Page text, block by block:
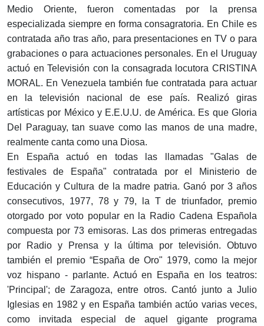
Medio Oriente, fueron comentadas por la prensa
especializada siempre en forma consagratoria. En Chile es
contratada año tras año, para presentaciones en TV o para
grabaciones o para actuaciones personales. En el Uruguay
actuó en Televisión con la consagrada locutora CRISTINA
MORAL. En Venezuela también fue contratada para actuar
en la televisión nacional de ese país. Realizó giras
artísticas por México y E.E.U.U. de América. Es que Gloria
Del Paraguay, tan suave como las manos de una madre,
realmente canta como una Diosa.
En España actuó en todas las llamadas "Galas de
festivales de España" contratada por el Ministerio de
Educación y Cultura de la madre patria. Ganó por 3 años
consecutivos, 1977, 78 y 79, la T de triunfador, premio
otorgado por voto popular en la Radio Cadena Española
compuesta por 73 emisoras. Las dos primeras entregadas
por Radio y Prensa y la última por televisión. Obtuvo
también el premio “España de Oro" 1979, como la mejor
voz hispano - parlante. Actuó en España en los teatros:
'Principal'; de Zaragoza, entre otros. Cantó junto a Julio
Iglesias en 1982 y en España también actúo varias veces,
como invitada especial de aquel gigante programa